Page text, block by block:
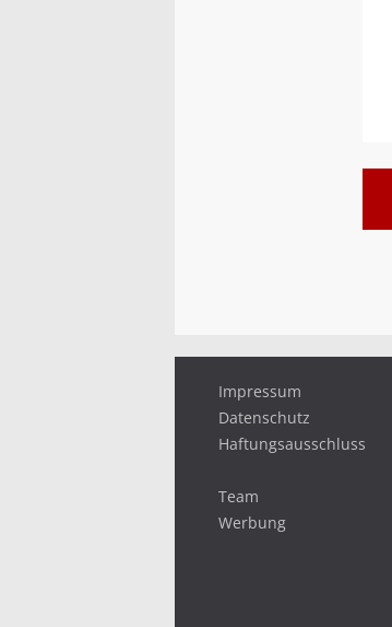
Impressum
Datenschutz
Haftungsausschluss
Team
Werbung